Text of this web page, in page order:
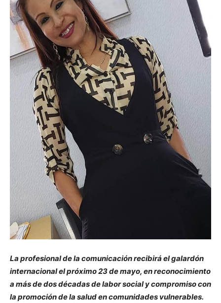
La profesional de la comunicación recibirá el galardón
internacional el próximo 23 de mayo, en reconocimiento
a más de dos décadas de labor social y compromiso con
la promoción de la salud en comunidades vulnerables.